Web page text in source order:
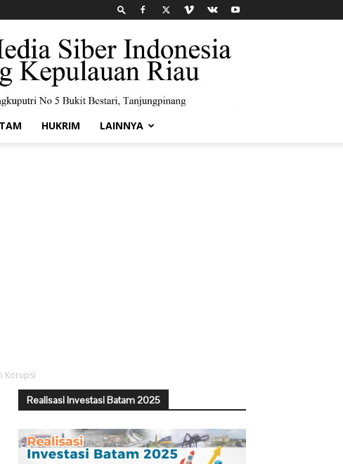
HUKRIM LAINNYA
Korupsi
Realisasi Investasi Batam 2025